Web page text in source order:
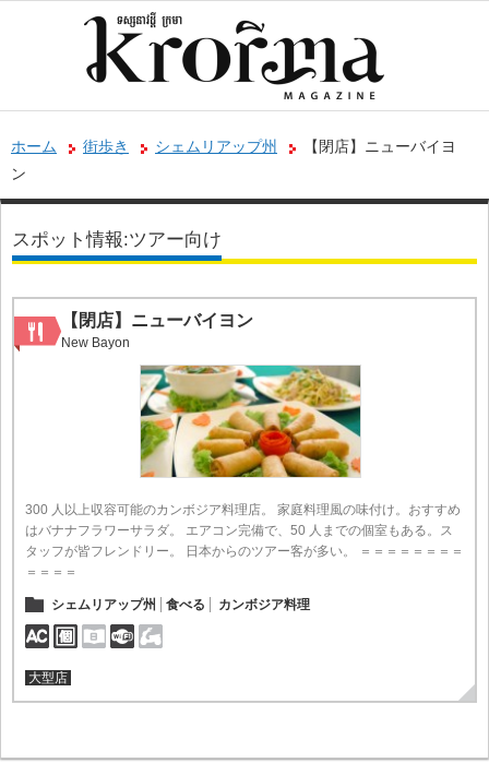
ホーム 街歩き シェムリアップ州
【閉店】ニューバイヨ
ン
スポット情報:ツアー向け
【閉店】ニューバイヨン
New Bayon
300 人以上収容可能のカンボジア料理店。 家庭料理風の味付け。おすすめ
はバナナフラワーサラダ。 エアコン完備で、50 人までの個室もある。ス
タッフが皆フレンドリー。 日本からのツアー客が多い。 ＝＝＝＝＝＝＝＝
＝＝＝＝
シェムリアップ州 食べる カンボジア料理
大型店